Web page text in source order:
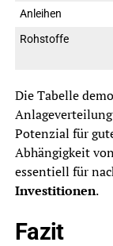
Anleihen
Rohstoffe
Die Tabelle
Potenzial für
Abhängigkeit
essentiell für
Investitionen.
Fazit